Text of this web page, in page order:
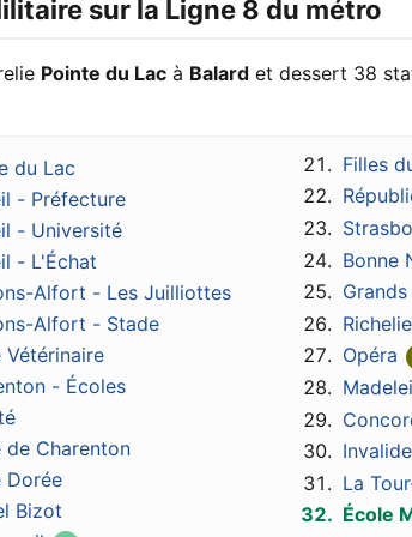
sur la Ligne 8 du métro
Pointe du Lac à Balard et dessert 38
du Lac
- Préfecture
- Université
- L'Échat
Alfort - Les Juilliottes
Alfort - Stade
Vétérinaire
- Écoles
de Charenton
Dorée
Bizot
Filles
Bonne
Opéra
La
École